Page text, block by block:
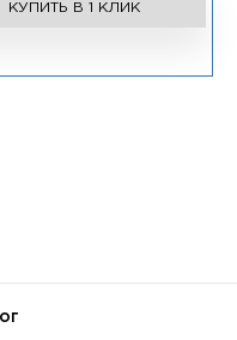
КУПИТЬ В 1 КЛИК